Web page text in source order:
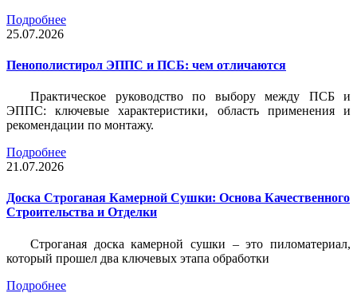
Подробнее
25.07.2026
Пенополистирол ЭППС и ПСБ: чем отличаются
Практическое руководство по выбору между ПСБ и
ЭППС: ключевые характеристики, область применения и
рекомендации по монтажу.
Подробнее
21.07.2026
Доска Строганая Камерной Сушки: Основа Качественного
Строительства и Отделки
Строганая доска камерной сушки – это пиломатериал,
который прошел два ключевых этапа обработки
Подробнее